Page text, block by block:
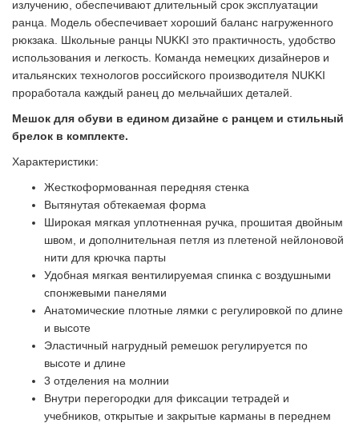
излучению, обеспечивают длительный срок эксплуатации
ранца. Модель обеспечивает хороший баланс нагруженного
рюкзака. Школьные ранцы NUKKI это практичность, удобство
использования и легкость. Команда немецких дизайнеров и
итальянских технологов российского производителя NUKKI
проработала каждый ранец до мельчайших деталей.
Мешок для обуви в едином дизайне с ранцем и стильный
брелок в комплекте.
Характеристики:
Жесткоформованная передняя стенка
Вытянутая обтекаемая форма
Широкая мягкая уплотненная ручка, прошитая двойным
швом, и дополнительная петля из плетеной нейлоновой
нити для крючка парты
Удобная мягкая вентилируемая спинка с воздушными
спонжевыми панелями
Анатомические плотные лямки с регулировкой по длине
и высоте
Эластичный нагрудный ремешок регулируется по
высоте и длине
3 отделения на молнии
Внутри перегородки для фиксации тетрадей и
учебников, открытые и закрытые карманы в переднем